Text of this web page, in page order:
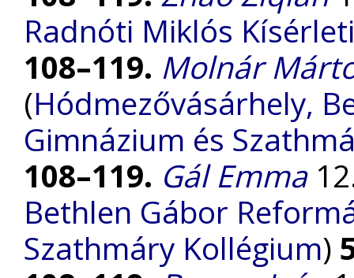
Radnóti Miklós
108–119. Molnár
(Hódmezővásárhely,
Gimnázium és
108–119. Gál Emma
Bethlen Gábor
Szathmáry Kollégium)